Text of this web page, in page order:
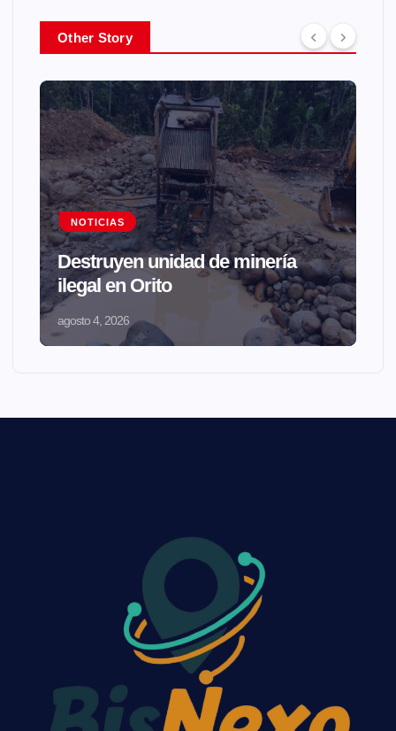
Other Story
NOTICIAS
Destruyen unidad de minería
ilegal en Orito
agosto 4, 2026